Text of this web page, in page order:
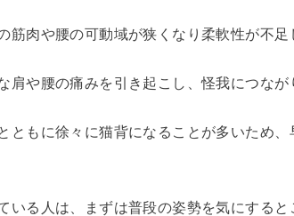
筋肉や腰の可動域が狭くなり柔軟性が不足
肩や腰の痛みを引き起こし、怪我につなが
ともに徐々に猫背になることが多いため
いる人は、まずは普段の姿勢を気にすると